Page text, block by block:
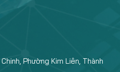
Phường Kim Liên, Thành